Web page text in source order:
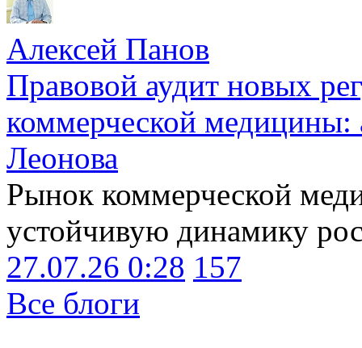
Алексей Панов
Правовой аудит новых
коммерческой медицины:
Леонова
Рынок коммерческой
устойчивую динамику
27.07.26 0:28 157
Все блоги